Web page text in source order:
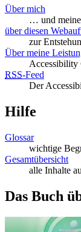
Über mich
… und
über diesen
zur
Über meine
Accessibility
RSS-Feed
Der
Hilfe
Glossar
wichtige
Gesamtübersicht
alle Inhalte
Das Buch